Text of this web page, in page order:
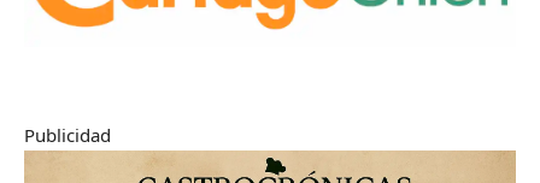
Publicidad